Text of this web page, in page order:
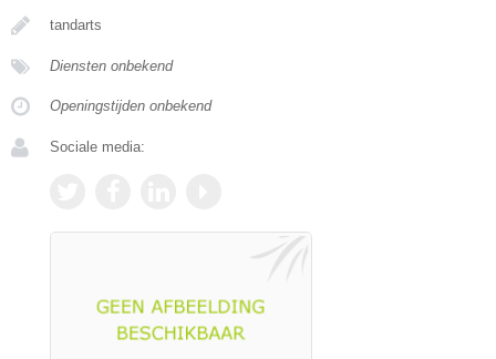
tandarts
Diensten onbekend
Openingstijden onbekend
Sociale media: